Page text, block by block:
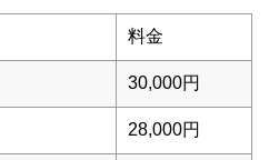
料金
30,000円
28,000円